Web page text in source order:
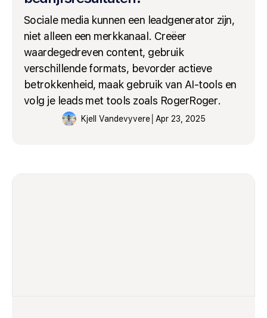
Sociale media kunnen een leadgenerator zijn,
niet alleen een merkkanaal. Creëer
waardegedreven content, gebruik
verschillende formats, bevorder actieve
betrokkenheid, maak gebruik van AI-tools en
volg je leads met tools zoals RogerRoger.
Kjell Vandevyvere│ Apr 23, 2025